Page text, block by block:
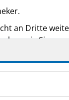
an Dritte
wie Sie.
Dies
Abschnitt 4.